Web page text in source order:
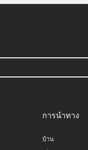
การนำทาง
บ้าน